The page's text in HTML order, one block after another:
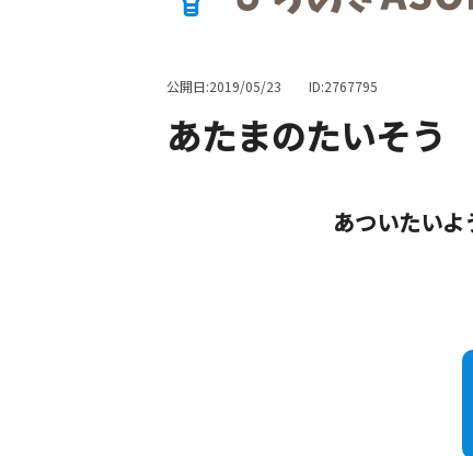
公開日:2019/05/23 ID:2767795
あたまのたいそう
あついたい